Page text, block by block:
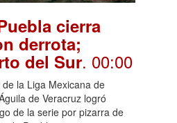
cierra
derrota;
del Sur. 00:00
la Liga Mexicana de
de Veracruz logró
de la serie por pizarra de